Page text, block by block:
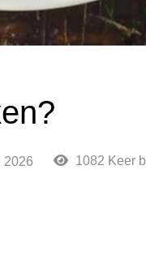
2026 1082 Keer